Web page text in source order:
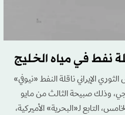
نفط في مياه الخليج
الإيراني ناقلة النفط «نيوفي»
وذلك صبيحة الثالث من مايو
التابع لـ«البحرية» الأميركية،